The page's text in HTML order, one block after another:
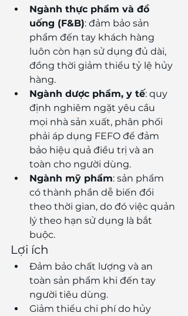
Ngành thực phẩm và đồ
uống (F&B): đảm bảo sản
phẩm đến tay khách hàng
luôn còn hạn sử dụng đủ dài,
đồng thời giảm thiểu tỷ lệ hủy
hàng.
Ngành dược phẩm, y tế: quy
định nghiêm ngặt yêu cầu
mọi nhà sản xuất, phân phối
phải áp dụng FEFO để đảm
bảo hiệu quả điều trị và an
toàn cho người dùng.
Ngành mỹ phẩm: sản phẩm
có thành phần dễ biến đổi
theo thời gian, do đó việc quản
lý theo hạn sử dụng là bắt
buộc.
Lợi ích
Đảm bảo chất lượng và an
toàn sản phẩm khi đến tay
người tiêu dùng.
Giảm thiểu chi phí do hủy